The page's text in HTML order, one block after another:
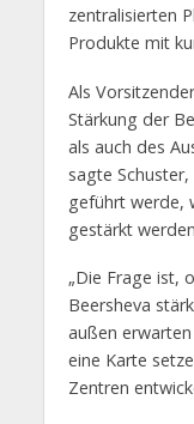
zentralisierten
Produkte mit
Als
Stärkung der
als auch des
sagte
geführt werde,
gestärkt
„Die Frage ist,
Beersheva
außen
eine Karte
Zentren